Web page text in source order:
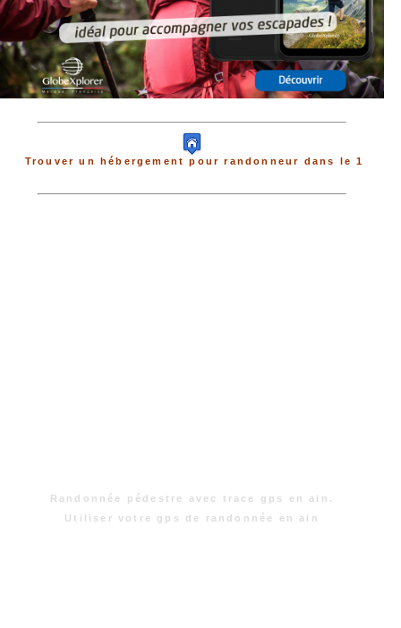
Trouver un hébergement pour randonneur dans le 1
Randonnée pédestre avec trace gps en ain.
Utiliser votre gps de randonnée en ain